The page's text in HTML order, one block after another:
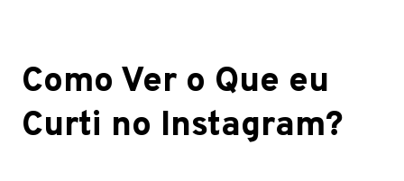
Como Ver o Que eu
Curti no Instagram?